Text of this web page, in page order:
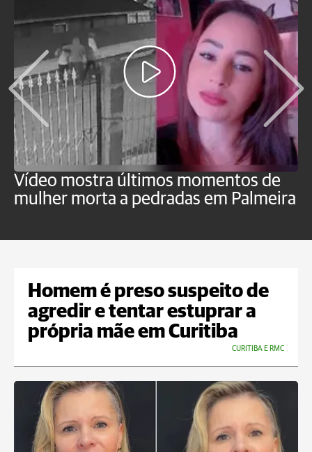
Vídeo mostra últimos momentos de
mulher morta a pedradas em Palmeira
Homem é preso suspeito de
agredir e tentar estuprar a
própria mãe em Curitiba
CURITIBA E RMC